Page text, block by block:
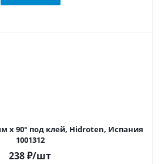
х 90° под клей, Hidroten, Испания
1001312
238₽/шт